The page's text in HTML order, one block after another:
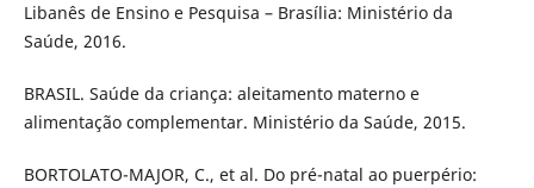
Libanês de Ensino e Pesquisa – Brasília: Ministério da
Saúde, 2016.
BRASIL. Saúde da criança: aleitamento materno e
alimentação complementar. Ministério da Saúde, 2015.
BORTOLATO-MAJOR, C., et al. Do pré-natal ao puerpério: